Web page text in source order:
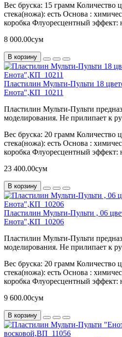
Вес бруска: 15 грамм Количество
стека(ножа): есть Основа :
коробка Флуоресцентный эффект:
8 000.00сум
В корзину
Пластилин Мульти-Пульти 18
Енота",КП_10211
Пластилин Мульти-Пульти
моделирования. Не прилипает к
Вес бруска: 20 грамм Количество
стека(ножа): есть Основа :
коробка Флуоресцентный эффект:
23 400.00сум
В корзину
Пластилин Мульти-Пульти , 06
Енота",КП_10206
Пластилин Мульти-Пульти
моделирования. Не прилипает к
Вес бруска: 20 грамм Количество
стека(ножа): есть Основа :
коробка Флуоресцентный эффект:
9 600.00сум
В корзину